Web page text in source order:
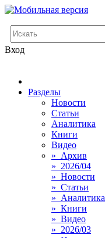
Вход
Разделы
Новости
Статьи
Аналитика
Книги
Видео
» Архив
» 2026/04
» Новости
» Статьи
» Аналитика
» Книги
» Видео
» 2026/03